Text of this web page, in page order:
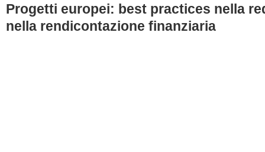
Progetti europei: best practices nella
nella rendicontazione finanziaria